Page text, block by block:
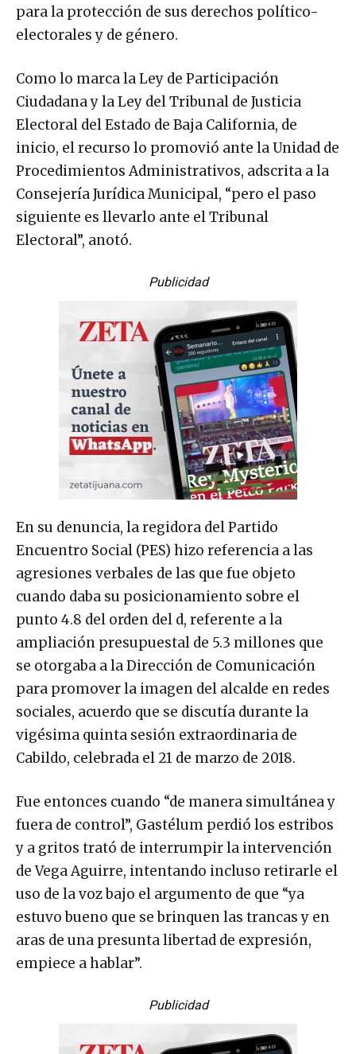
para la protección de sus derechos político-
electorales y de género.
Como lo marca la Ley de Participación
Ciudadana y la Ley del Tribunal de Justicia
Electoral del Estado de Baja California, de
inicio, el recurso lo promovió ante la Unidad de
Procedimientos Administrativos, adscrita a la
Consejería Jurídica Municipal, “pero el paso
siguiente es llevarlo ante el Tribunal
Electoral”, anotó.
Publicidad
En su denuncia, la regidora del Partido
Encuentro Social (PES) hizo referencia a las
agresiones verbales de las que fue objeto
cuando daba su posicionamiento sobre el
punto 4.8 del orden del d, referente a la
ampliación presupuestal de 5.3 millones que
se otorgaba a la Dirección de Comunicación
para promover la imagen del alcalde en redes
sociales, acuerdo que se discutía durante la
vigésima quinta sesión extraordinaria de
Cabildo, celebrada el 21 de marzo de 2018.
Fue entonces cuando “de manera simultánea y
fuera de control”, Gastélum perdió los estribos
y a gritos trató de interrumpir la intervención
de Vega Aguirre, intentando incluso retirarle el
uso de la voz bajo el argumento de que “ya
estuvo bueno que se brinquen las trancas y en
aras de una presunta libertad de expresión,
empiece a hablar”.
Publicidad